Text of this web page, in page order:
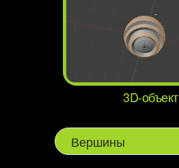
3D-объект
Вершины